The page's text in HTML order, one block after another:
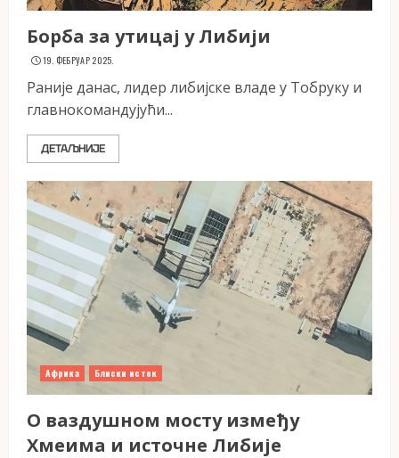
Борба за утицај у Либији
19. ФЕБРУАР 2025.
Раније данас, лидер либијске владе у Тобруку и
главнокомандујући...
ДЕТАЉНИЈЕ
Африка Блиски исток
О ваздушном мосту између
Хмеима и источне Либије